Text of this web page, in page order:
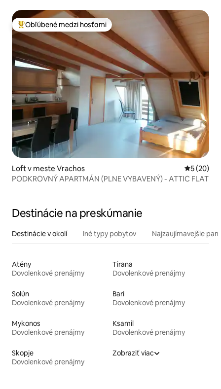
Najobľúbenejšie medzi hosťami
Obľúbené medzi hosťami
Loft v meste Vrachos
5 (20)
PODKROVNÝ APARTMÁN (PLNE VYBAVENÝ) - ATTIC FLAT
Destinácie na preskúmanie
Destinácie v okolí Iné typy pobytov Najzaujímavejšie
Atény
Dovolenkové prenájmy
Tirana
Dovolenkové prenájmy
Solún
Dovolenkové prenájmy
Bari
Dovolenkové prenájmy
Mykonos
Dovolenkové prenájmy
Ksamil
Dovolenkové prenájmy
Skopje
Dovolenkové prenájmy
Zobraziť viac